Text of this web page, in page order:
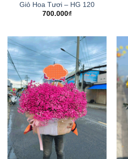
Giỏ Hoa Tươi – HG 120
700.000₫